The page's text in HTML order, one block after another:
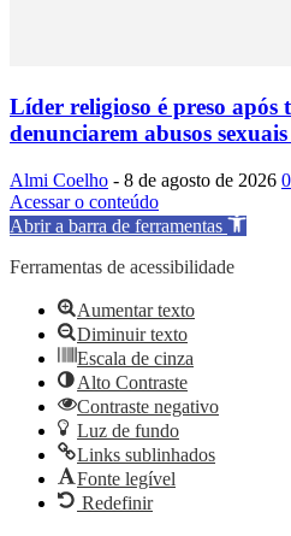
Líder religioso é preso após
denunciarem abusos sexuais
Almi Coelho - 8 de agosto de 2026 0
Acessar o conteúdo
Abrir a barra de ferramentas
Ferramentas de acessibilidade
Aumentar texto
Diminuir texto
Escala de cinza
Alto Contraste
Contraste negativo
Luz de fundo
Links sublinhados
Fonte legível
Redefinir